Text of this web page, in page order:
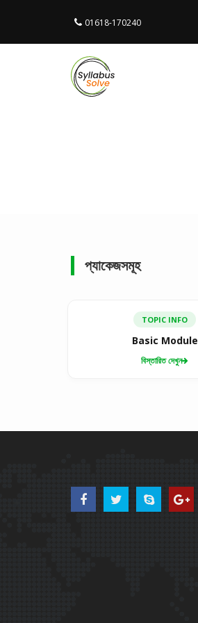
01618-170240
প্যাকেজসমূহ
TOPIC INFO
Basic Module
বিস্তারিত দেখুন